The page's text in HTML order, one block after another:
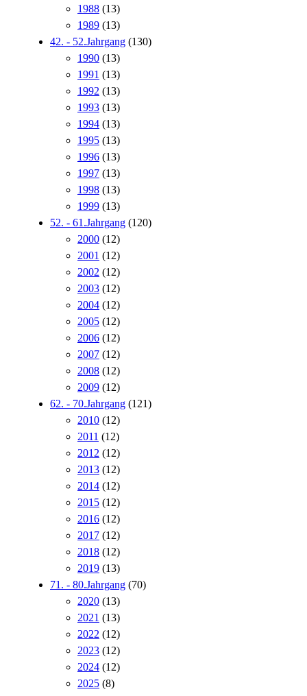
1988 (13)
1989 (13)
42. - 52.Jahrgang (130)
1990 (13)
1991 (13)
1992 (13)
1993 (13)
1994 (13)
1995 (13)
1996 (13)
1997 (13)
1998 (13)
1999 (13)
52. - 61.Jahrgang (120)
2000 (12)
2001 (12)
2002 (12)
2003 (12)
2004 (12)
2005 (12)
2006 (12)
2007 (12)
2008 (12)
2009 (12)
62. - 70.Jahrgang (121)
2010 (12)
2011 (12)
2012 (12)
2013 (12)
2014 (12)
2015 (12)
2016 (12)
2017 (12)
2018 (12)
2019 (13)
71. - 80.Jahrgang (70)
2020 (13)
2021 (13)
2022 (12)
2023 (12)
2024 (12)
2025 (8)